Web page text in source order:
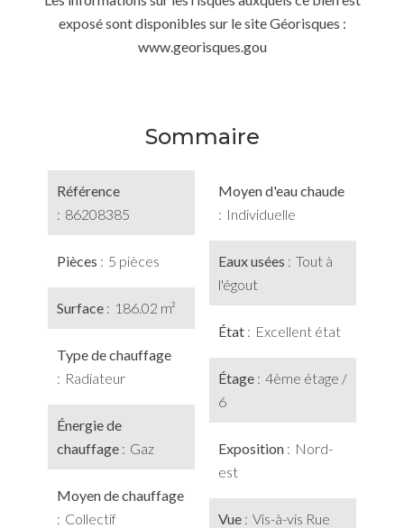
exposé sont disponibles sur le site Géorisques :
www.georisques.gou
Sommaire
Référence
86208385
Pièces 5 pièces
Surface 186.02 m²
Type de chauffage
Radiateur
Énergie de
chauffage
Gaz
Moyen de chauffage
Collectif
Moyen d'eau chaude
Individuelle
Eaux usées
Tout à
l'égout
État Excellent état
Étage
4ème étage /
6
Exposition
Nord-
est
Vue Vis-à-vis Rue